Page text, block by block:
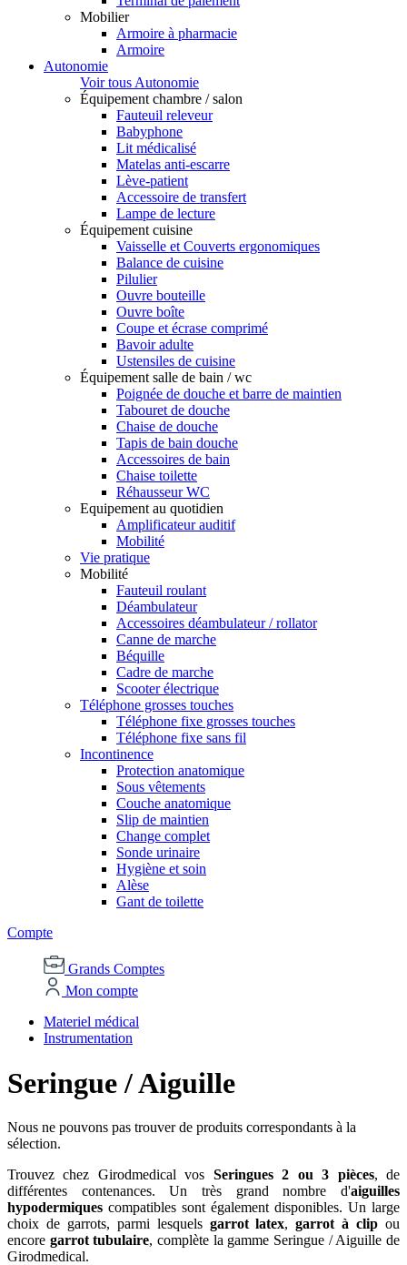
Mobilier
Armoire à pharmacie
Armoire
Autonomie
Voir tous Autonomie
Équipement chambre / salon
Fauteuil releveur
Babyphone
Lit médicalisé
Matelas anti-escarre
Lève-patient
Accessoire de transfert
Lampe de lecture
Équipement cuisine
Vaisselle et Couverts ergonomiques
Balance de cuisine
Pilulier
Ouvre bouteille
Ouvre boîte
Coupe et écrase comprimé
Bavoir adulte
Ustensiles de cuisine
Équipement salle de bain / wc
Poignée de douche et barre de maintien
Tabouret de douche
Chaise de douche
Tapis de bain douche
Accessoires de bain
Chaise toilette
Réhausseur WC
Equipement au quotidien
Amplificateur auditif
Mobilité
Vie pratique
Mobilité
Fauteuil roulant
Déambulateur
Accessoires déambulateur / rollator
Canne de marche
Béquille
Cadre de marche
Scooter électrique
Téléphone grosses touches
Téléphone fixe grosses touches
Téléphone fixe sans fil
Incontinence
Protection anatomique
Sous vêtements
Couche anatomique
Slip de maintien
Change complet
Sonde urinaire
Hygiène et soin
Alèse
Gant de toilette
Compte
Grands Comptes
Mon compte
Materiel médical
Instrumentation
Seringue / Aiguille
Nous ne pouvons pas trouver de produits correspondants à la
sélection.
Trouvez chez Girodmedical vos Seringues 2 ou 3 pièces, de
différentes contenances. Un très grand nombre d'aiguilles
hypodermiques compatibles sont également disponibles. Un large
choix de garrots, parmi lesquels garrot latex,garrot à clip ou
encore garrot tubulaire, complète la gamme Seringue / Aiguille de
Girodmedical.